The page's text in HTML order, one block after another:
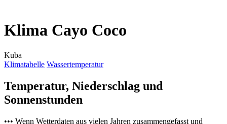
Klima Cayo Coco
Kuba
Klimatabelle Wassertemperatur
Temperatur, Niederschlag und
Sonnenstunden
••• Wenn Wetterdaten aus vielen Jahren zusammengefasst und